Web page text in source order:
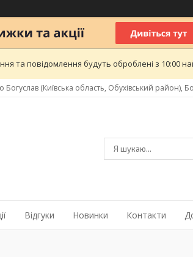
та повідомлення будуть оброблені з 10:00
Богуслав (Київська область, Обухівський район),
Відгуки Новинки Контакти